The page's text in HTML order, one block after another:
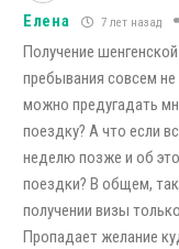
Елена 7 лет назад
Получение
пребывания совсем
можно предугадать
поездку? А что если
неделю позже и об
поездки? В общем,
получении визы
Пропадает желание